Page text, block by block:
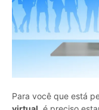
Para você que está